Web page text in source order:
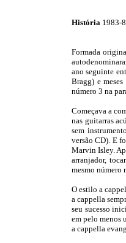
História 1983-
Formada
ano seguinte
Bragg) e
número 3 na
Começava a
nas guitarras
sem
versão CD). E
Marvin Isley.
arranjador,
mesmo número
O estilo a
a cappella
seu sucesso
em pelo menos
a cappella